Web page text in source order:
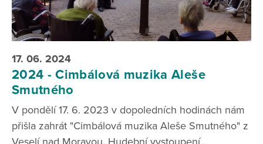
17. 06. 2024
2024 - Cimbálová muzika Aleše
Smutného
V pondělí 17. 6. 2023 v dopoledních hodinách nám
přišla zahrát "Cimbálová muzika Aleše Smutného" z